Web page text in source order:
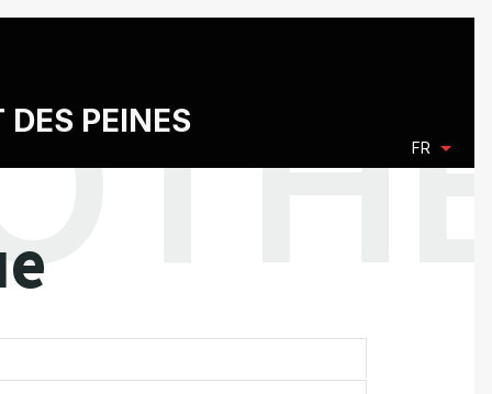
DES PEINES
FR